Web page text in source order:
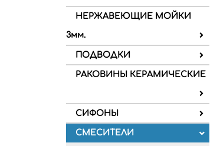
НЕРЖАВЕЮЩИЕ МОЙКИ
3мм.
ПОДВОДКИ
РАКОВИНЫ КЕРАМИЧЕСКИЕ
СИФОНЫ
СМЕСИТЕЛИ